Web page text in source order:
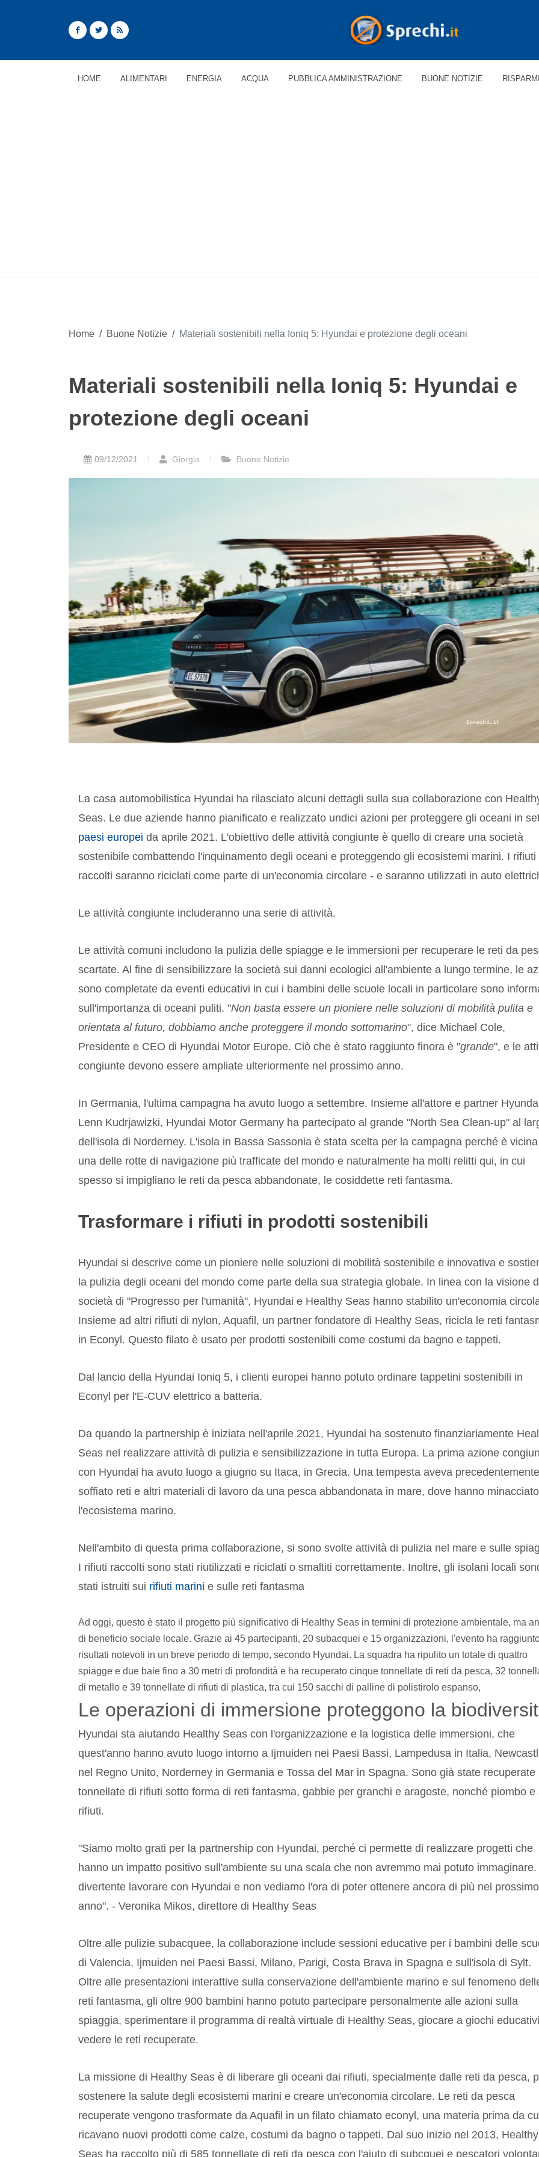
HOME ALIMENTARI ENERGIA ACQUA PUBBLICA AMMINISTRAZIONE BUONE NOTIZIE
Home / Buone Notizie / Materiali sostenibili nella Ioniq 5: Hyundai e protezione degli oceani
Materiali sostenibili nella Ioniq 5: Hyundai e
protezione degli oceani
09/12/2021 Giorgia Buone Notizie
La casa automobilistica Hyundai ha rilasciato alcuni dettagli sulla sua collaborazione con
Seas. Le due aziende hanno pianificato e realizzato undici azioni per proteggere gli oceani in
paesi europei da aprile 2021. L'obiettivo delle attività congiunte è quello di creare una società
sostenibile combattendo l'inquinamento degli oceani e proteggendo gli ecosistemi marini. I rifiuti
raccolti saranno riciclati come parte di un'economia circolare - e saranno utilizzati in auto
Le attività congiunte includeranno una serie di attività.
Le attività comuni includono la pulizia delle spiagge e le immersioni per recuperare le reti da
scartate. Al fine di sensibilizzare la società sui danni ecologici all'ambiente a lungo termine, le
sono completate da eventi educativi in cui i bambini delle scuole locali in particolare sono
sull'importanza di oceani puliti. "Non basta essere un pioniere nelle soluzioni di mobilità pulita e
orientata al futuro, dobbiamo anche proteggere il mondo sottomarino", dice Michael Cole,
Presidente e CEO di Hyundai Motor Europe. Ciò che è stato raggiunto finora è "grande", e le
congiunte devono essere ampliate ulteriormente nel prossimo anno.
In Germania, l'ultima campagna ha avuto luogo a settembre. Insieme all'attore e partner
Lenn Kudrjawizki, Hyundai Motor Germany ha partecipato al grande "North Sea Clean-up" al
dell'isola di Norderney. L'isola in Bassa Sassonia è stata scelta per la campagna perché è
una delle rotte di navigazione più trafficate del mondo e naturalmente ha molti relitti qui, in cui
spesso si impigliano le reti da pesca abbandonate, le cosiddette reti fantasma.
Trasformare i rifiuti in prodotti sostenibili
Hyundai si descrive come un pioniere nelle soluzioni di mobilità sostenibile e innovativa e
la pulizia degli oceani del mondo come parte della sua strategia globale. In linea con la visione
società di "Progresso per l'umanità", Hyundai e Healthy Seas hanno stabilito un'economia
Insieme ad altri rifiuti di nylon, Aquafil, un partner fondatore di Healthy Seas, ricicla le reti
in Econyl. Questo filato è usato per prodotti sostenibili come costumi da bagno e tappeti.
Dal lancio della Hyundai Ioniq 5, i clienti europei hanno potuto ordinare tappetini sostenibili in
Econyl per l'E-CUV elettrico a batteria.
Da quando la partnership è iniziata nell'aprile 2021, Hyundai ha sostenuto finanziariamente
Seas nel realizzare attività di pulizia e sensibilizzazione in tutta Europa. La prima azione
con Hyundai ha avuto luogo a giugno su Itaca, in Grecia. Una tempesta aveva precedentemente
soffiato reti e altri materiali di lavoro da una pesca abbandonata in mare, dove hanno minacciato
l'ecosistema marino.
Nell'ambito di questa prima collaborazione, si sono svolte attività di pulizia nel mare e sulle
I rifiuti raccolti sono stati riutilizzati e riciclati o smaltiti correttamente. Inoltre, gli isolani locali
stati istruiti sui rifiuti marini e sulle reti fantasma
Ad oggi, questo è stato il progetto più significativo di Healthy Seas in termini di protezione ambientale, ma
di beneficio sociale locale. Grazie ai 45 partecipanti, 20 subacquei e 15 organizzazioni, l'evento ha
risultati notevoli in un breve periodo di tempo, secondo Hyundai. La squadra ha ripulito un totale di quattro
spiagge e due baie fino a 30 metri di profondità e ha recuperato cinque tonnellate di reti da pesca, 32
di metallo e 39 tonnellate di rifiuti di plastica, tra cui 150 sacchi di palline di polistirolo espanso,
Le operazioni di immersione proteggono la
Hyundai sta aiutando Healthy Seas con l'organizzazione e la logistica delle immersioni, che
quest'anno hanno avuto luogo intorno a Ijmuiden nei Paesi Bassi, Lampedusa in Italia,
nel Regno Unito, Norderney in Germania e Tossa del Mar in Spagna. Sono già state recuperate
tonnellate di rifiuti sotto forma di reti fantasma, gabbie per granchi e aragoste, nonché piombo e
rifiuti.
"Siamo molto grati per la partnership con Hyundai, perché ci permette di realizzare progetti che
hanno un impatto positivo sull'ambiente su una scala che non avremmo mai potuto immaginare.
divertente lavorare con Hyundai e non vediamo l'ora di poter ottenere ancora di più nel prossimo
anno". - Veronika Mikos, direttore di Healthy Seas
Oltre alle pulizie subacquee, la collaborazione include sessioni educative per i bambini delle
di Valencia, Ijmuiden nei Paesi Bassi, Milano, Parigi, Costa Brava in Spagna e sull'isola di Sylt.
Oltre alle presentazioni interattive sulla conservazione dell'ambiente marino e sul fenomeno
reti fantasma, gli oltre 900 bambini hanno potuto partecipare personalmente alle azioni sulla
spiaggia, sperimentare il programma di realtà virtuale di Healthy Seas, giocare a giochi
vedere le reti recuperate.
La missione di Healthy Seas è di liberare gli oceani dai rifiuti, specialmente dalle reti da pesca,
sostenere la salute degli ecosistemi marini e creare un'economia circolare. Le reti da pesca
recuperate vengono trasformate da Aquafil in un filato chiamato econyl, una materia prima da
ricavano nuovi prodotti come calze, costumi da bagno o tappeti. Dal suo inizio nel 2013, Healthy
Seas ha raccolto più di 585 tonnellate di reti da pesca con l'aiuto di subcquei e pescatori